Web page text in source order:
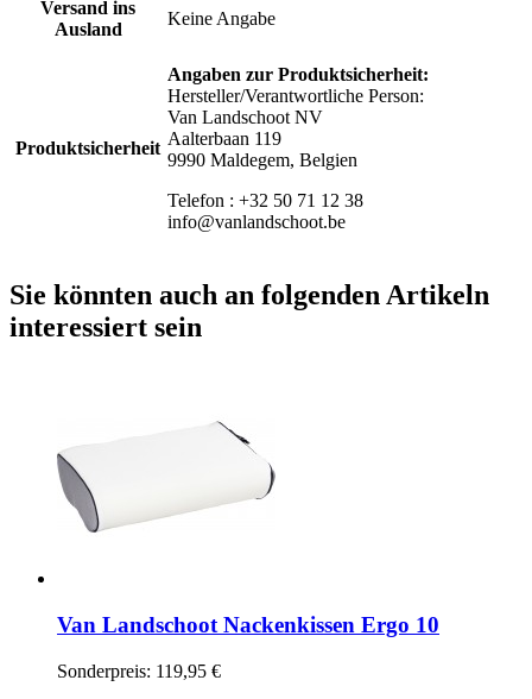
Versand ins
Ausland
Keine Angabe
Produktsicherheit
Angaben zur Produktsicherheit:
Hersteller/Verantwortliche Person:
Van Landschoot NV
Aalterbaan 119
9990 Maldegem, Belgien
Telefon : +32 50 71 12 38
info@vanlandschoot.be
Sie könnten auch an folgenden Artikeln
interessiert sein
Van Landschoot Nackenkissen Ergo 10
Sonderpreis: 119,95 €